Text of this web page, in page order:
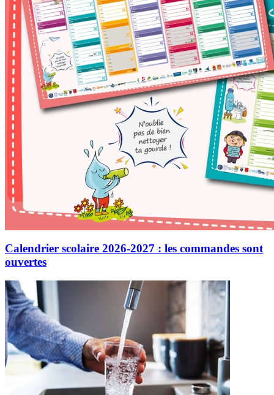
Calendrier scolaire 2026-2027 : les commandes sont
ouvertes